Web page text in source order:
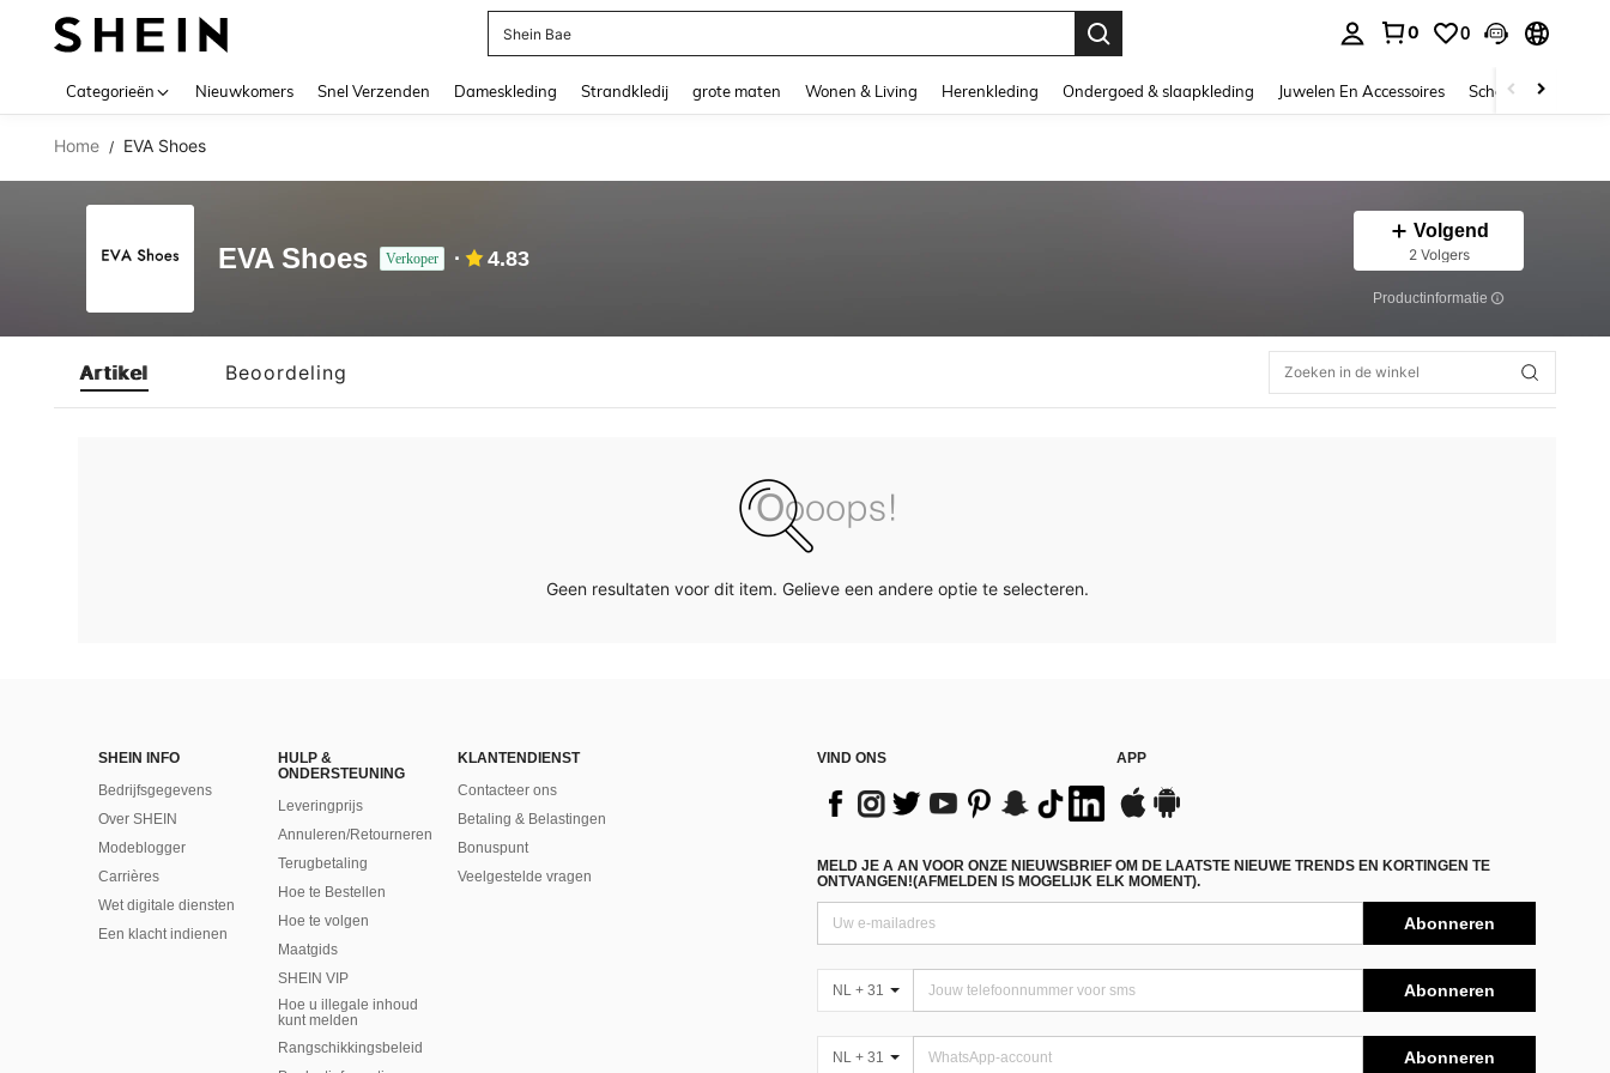
Shein Bae
0 0
Categorieën Nieuwkomers Snel Verzenden Dameskleding Strandkledij grote maten Wonen & Living Herenkleding Ondergoed & slaapkleding Juwelen En Accessoires Schoonheid &
Home / EVA Shoes
EVA Shoes Verkoper 4.83
Volgend
2 Volgers
Productinformatie
Artikel Beoordeling
Geen resultaten voor dit item. Gelieve een andere optie te selecteren.
SHEIN INFO
Bedrijfsgegevens
Over SHEIN
Modeblogger
Carrières
Wet digitale diensten
Een klacht indienen
HULP &
ONDERSTEUNING
Leveringprijs
Annuleren/Retourneren
Terugbetaling
Hoe te Bestellen
Hoe te volgen
Maatgids
SHEIN VIP
Hoe u illegale inhoud
kunt melden
Rangschikkingsbeleid
KLANTENDIENST
Contacteer ons
Betaling & Belastingen
Bonuspunt
Veelgestelde vragen
VIND ONS APP
MELD JE A AN VOOR ONZE NIEUWSBRIEF OM DE LAATSTE NIEUWE TRENDS EN KORTINGEN TE
ONTVANGEN!(AFMELDEN IS MOGELIJK ELK MOMENT).
Abonneren
NL + 31 Abonneren
NL + 31 Abonneren